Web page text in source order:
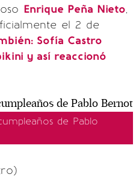
Enrique Peña Nieto,
el 2 de
Sofía Castro
y así reaccionó
de Pablo